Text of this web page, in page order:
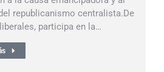
republicanismo centralista.De
participa en la…